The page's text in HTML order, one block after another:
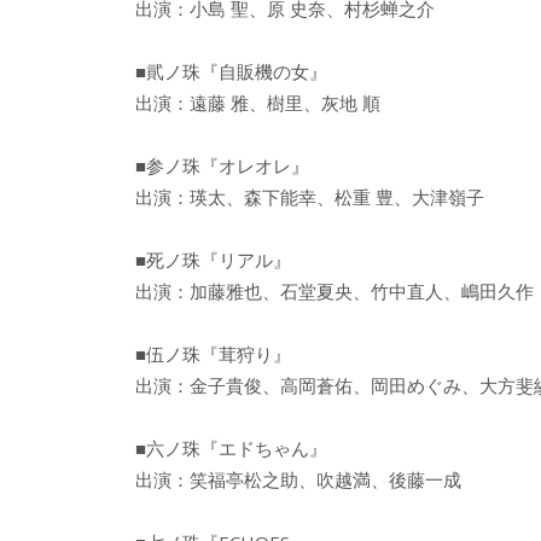
出演：小島 聖、原 史奈、村杉蝉之介
■貮ノ珠『自販機の女』
出演：遠藤 雅、樹里、灰地 順
■参ノ珠『オレオレ』
出演：瑛太、森下能幸、松重 豊、大津嶺子
■死ノ珠『リアル』
出演：加藤雅也、石堂夏央、竹中直人、嶋田久作
■伍ノ珠『茸狩り』
出演：金子貴俊、高岡蒼佑、岡田めぐみ、大方斐
■六ノ珠『エドちゃん』
出演：笑福亭松之助、吹越満、後藤一成